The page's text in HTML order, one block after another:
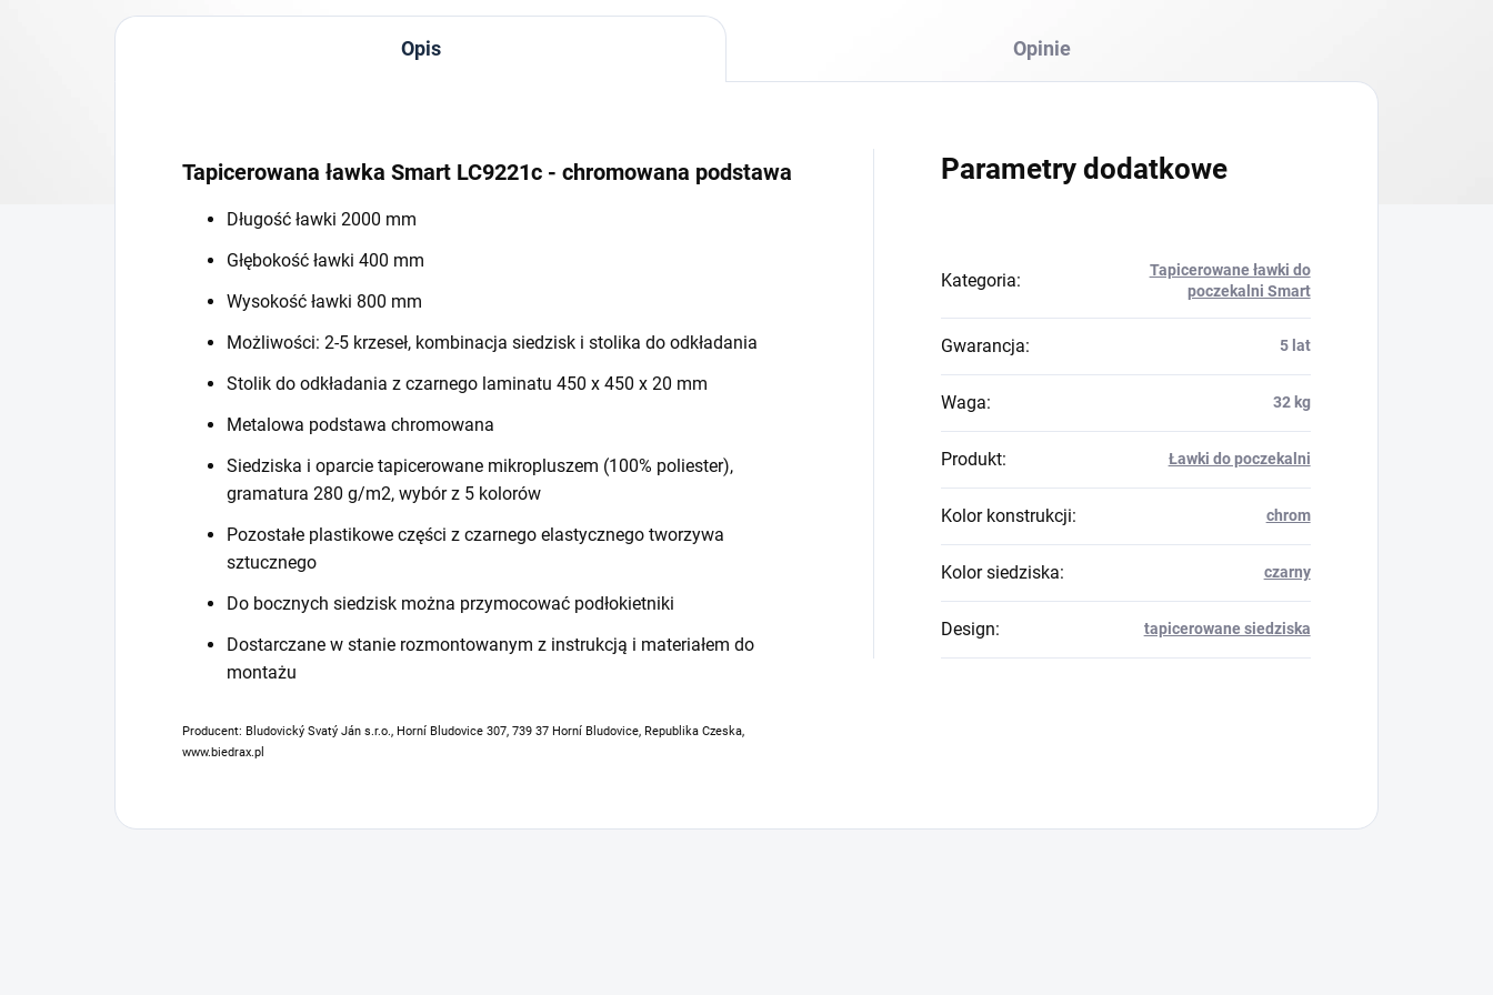
Opis Opinie
Tapicerowana ławka Smart LC9221c - chromowana podstawa
Długość ławki 2000 mm
Głębokość ławki 400 mm
Wysokość ławki 800 mm
Możliwości: 2-5 krzeseł, kombinacja siedzisk i stolika do odkładania
Stolik do odkładania z czarnego laminatu 450 x 450 x 20 mm
Metalowa podstawa chromowana
Siedziska i oparcie tapicerowane mikropluszem (100% poliester),
gramatura 280 g/m2, wybór z 5 kolorów
Pozostałe plastikowe części z czarnego elastycznego tworzywa
sztucznego
Do bocznych siedzisk można przymocować podłokietniki
Dostarczane w stanie rozmontowanym z instrukcją i materiałem do
montażu
Producent: Bludovický Svatý Ján s.r.o., Horní Bludovice 307, 739 37 Horní Bludovice, Republika Czeska,
www.biedrax.pl
Parametry dodatkowe
Kategoria:
Tapicerowane ławki do
poczekalni Smart
Gwarancja: 5 lat
Waga: 32 kg
Produkt: Ławki do poczekalni
Kolor konstrukcji: chrom
Kolor siedziska: czarny
Design: tapicerowane siedziska